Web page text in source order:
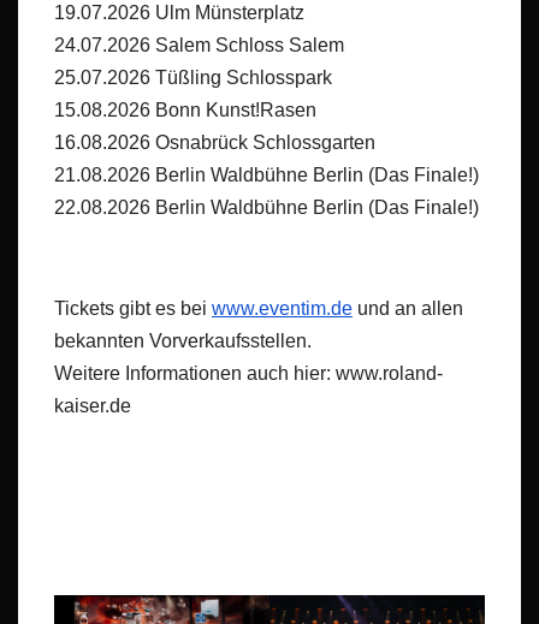
19.07.2026 Ulm Münsterplatz
24.07.2026 Salem Schloss Salem
25.07.2026 Tüßling Schlosspark
15.08.2026 Bonn Kunst!Rasen
16.08.2026 Osnabrück Schlossgarten
21.08.2026 Berlin Waldbühne Berlin (Das Finale!)
22.08.2026 Berlin Waldbühne Berlin (Das Finale!)
Tickets gibt es bei www.eventim.de und an allen
bekannten Vorverkaufsstellen.
Weitere Informationen auch hier: www.roland-
kaiser.de